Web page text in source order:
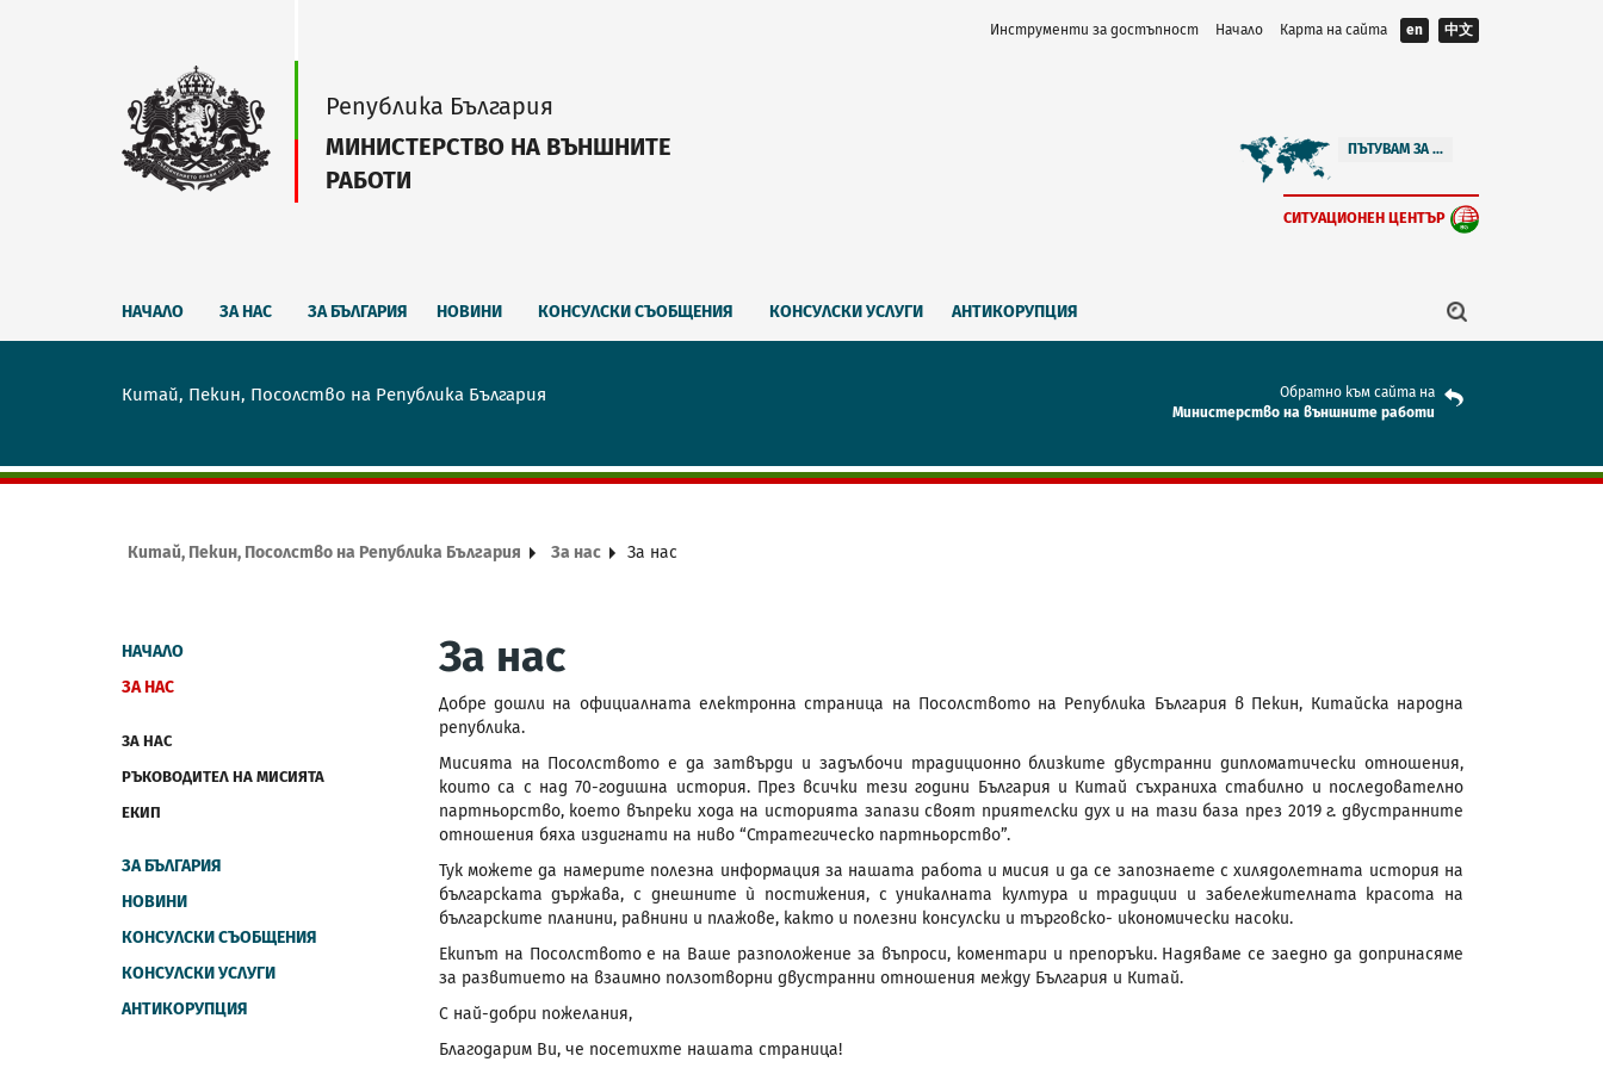
Инструменти за достъпност Начало Карта на сайта en 中文
Република България
МИНИСТЕРСТВО НА ВЪНШНИТЕ
РАБОТИ
ПЪТУВАМ ЗА ...
СИТУАЦИОНЕН ЦЕНТЪР
НАЧАЛО ЗА НАС ЗА БЪЛГАРИЯ НОВИНИ КОНСУЛСКИ СЪОБЩЕНИЯ КОНСУЛСКИ УСЛУГИ АНТИКОРУПЦИЯ
Китай, Пекин, Посолство на Република България
Обратно към сайта на
Mинистерство на външните работи
Китай, Пекин, Посолство на Република България За нас За нас
НАЧАЛО
ЗА НАС
ЗА НАС
РЪКОВОДИТЕЛ НА МИСИЯТА
ЕКИП
ЗА БЪЛГАРИЯ
НОВИНИ
КОНСУЛСКИ СЪОБЩЕНИЯ
КОНСУЛСКИ УСЛУГИ
АНТИКОРУПЦИЯ
За нас
Добре дошли на официалната електронна страница на Посолството на Република България в Пекин, Китайска народна
република.
Мисията на Посолството е да затвърди и задълбочи традиционно близките двустранни дипломатически отношения,
които са с над 70-годишна история. През всички тези години България и Китай съхраниха стабилно и последователно
партньорство, което въпреки хода на историята запази своят приятелски дух и на тази база през 2019 г. двустранните
отношения бяха издигнати на ниво “Стратегическо партньорство”.
Тук можете да намерите полезна информация за нашата работа и мисия и да се запознаете с хилядолетната история на
българската държава, с днешните ѝ постижения, с уникалната култура и традиции и забележителната красота на
българските планини, равнини и плажове, както и полезни консулски и търговско- икономически насоки.
Екипът на Посолството е на Ваше разположение за въпроси, коментари и препоръки. Надяваме се заедно да допринасяме
за развитието на взаимно ползотворни двустранни отношения между България и Китай.
С най-добри пожелания,
Благодарим Ви, че посетихте нашата страница!